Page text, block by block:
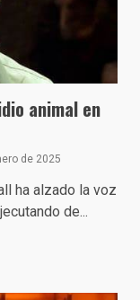
animal en
de 2025
ha alzado la voz
de...